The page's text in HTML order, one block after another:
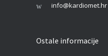
info@kardiomet.hr
Ostale informacije